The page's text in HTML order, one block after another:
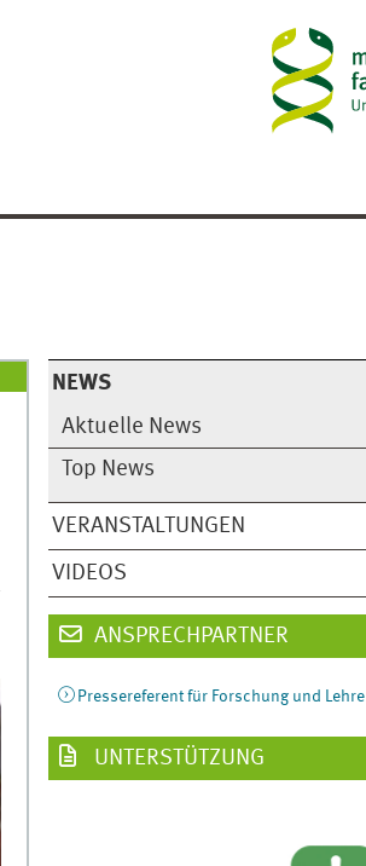
NEWS
Aktuelle News
Top News
VERANSTALTUNGEN
VIDEOS
ANSPRECHPARTNER
Pressereferent für Forschung und Lehre
UNTERSTÜTZUNG